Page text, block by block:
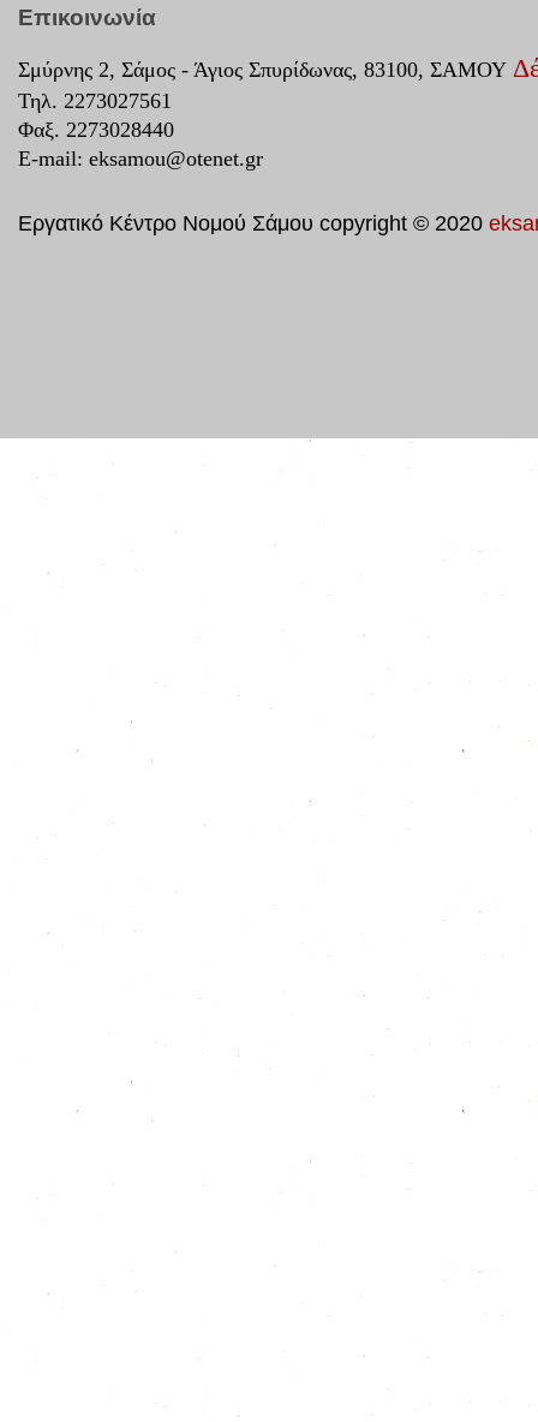
Επικοινωνία
Σμύρνης 2, Σάμος - Άγιος Σπυρίδωνας, 83100, ΣΑΜΟΥ
Τηλ. 2273027561
Φαξ. 2273028440
E-mail: eksamou@otenet.gr
Εργατικό Κέντρο Νομού Σάμου copyright © 2020